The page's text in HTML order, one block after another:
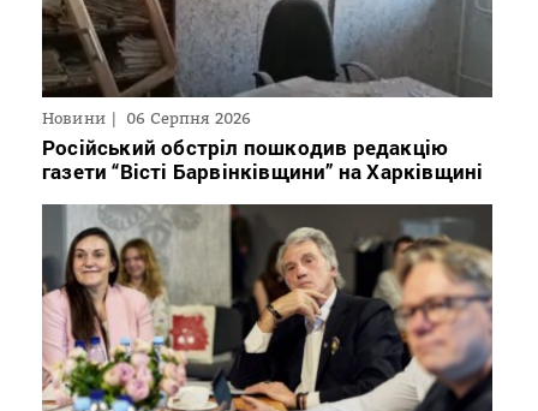
Новини 06 Серпня 2026
Російський обстріл пошкодив редакцію
газети “Вісті Барвінківщини” на Харківщині